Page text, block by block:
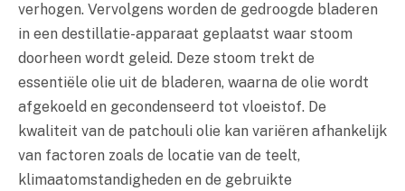
verhogen. Vervolgens worden de gedroogde bladeren
in een destillatie-apparaat geplaatst waar stoom
doorheen wordt geleid. Deze stoom trekt de
essentiële olie uit de bladeren, waarna de olie wordt
afgekoeld en gecondenseerd tot vloeistof. De
kwaliteit van de patchouli olie kan variëren afhankelijk
van factoren zoals de locatie van de teelt,
klimaatomstandigheden en de gebruikte